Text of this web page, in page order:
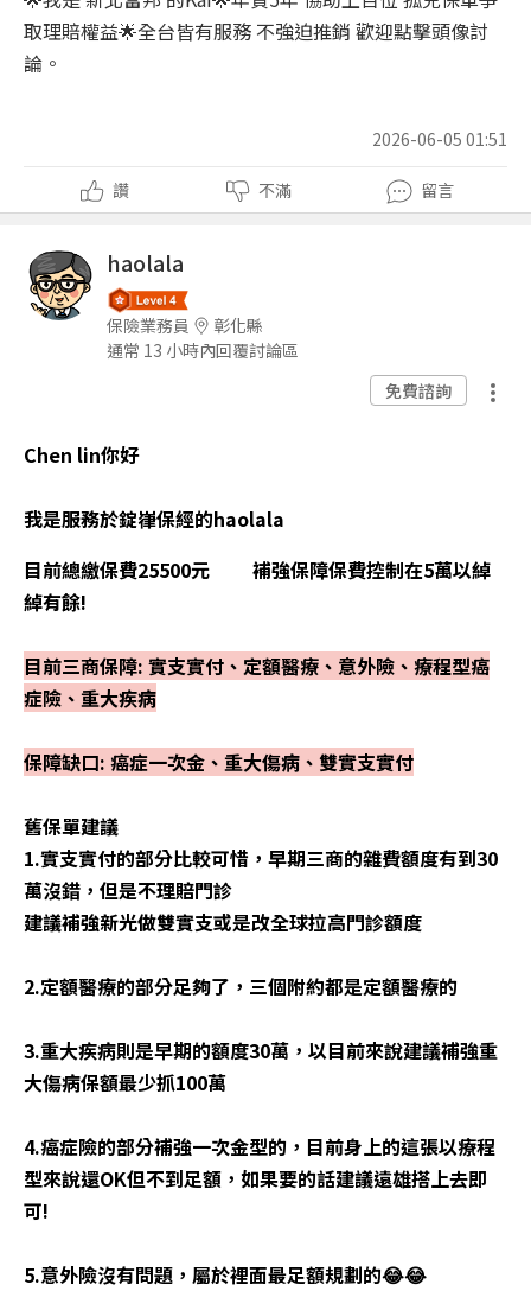
取理賠權益🌟全台皆有服務 不強迫推銷 歡迎點擊頭像討
論。
2026-06-05 01:51
讚 不滿 留言
haolala
保險業務員
彰化縣
通常 13 小時內回覆討論區
免費諮詢
Chen lin你好
我是服務於錠嵂保經的haolala
目前總繳保費25500元 補強保障保費控制在5萬以綽
綽有餘!
目前三商保障: 實支實付、定額醫療、意外險、療程型癌
症險、重大疾病
保障缺口: 癌症一次金、重大傷病、雙實支實付
舊保單建議
1.實支實付的部分比較可惜，早期三商的雜費額度有到30
萬沒錯，但是不理賠門診
建議補強新光做雙實支或是改全球拉高門診額度
2.定額醫療的部分足夠了，三個附約都是定額醫療的
3.重大疾病則是早期的額度30萬，以目前來說建議補強重
大傷病保額最少抓100萬
4.癌症險的部分補強一次金型的，目前身上的這張以療程
型來說還OK但不到足額，如果要的話建議遠雄搭上去即
可!
5.意外險沒有問題，屬於裡面最足額規劃的😂😂